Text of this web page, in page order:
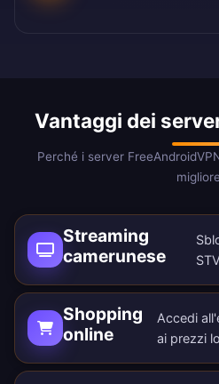
Vantaggi dei
Perché i server
migliore
Streaming
camerunese
Shopping
online
Accedi
ai prezzi